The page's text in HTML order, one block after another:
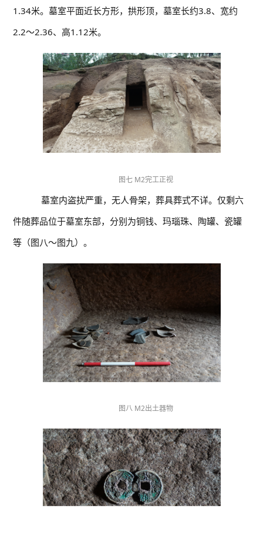
1.34米。墓室平面近长方形，拱形顶，墓室长约3.8、宽约
2.2～2.36、高1.12米。
图七 M2完工正视
墓室内盗扰严重，无人骨架，葬具葬式不详。仅剩六
件随葬品位于墓室东部，分别为铜钱、玛瑙珠、陶罐、瓷罐
等（图八～图九）。
图八 M2出土器物